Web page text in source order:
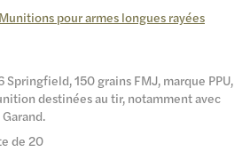
Munitions pour armes longues rayées
150 grains FMJ, marque PPU,
destinées au tir, notamment avec
de 20